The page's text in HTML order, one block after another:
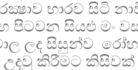
භාරව සිටි
සියළු මං
ලද සිසුන්ව
කිරීමට